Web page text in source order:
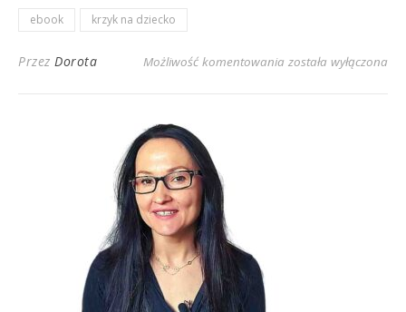
ebook krzyk na dziecko
Przez Dorota Możliwość komentowania została wyłączona